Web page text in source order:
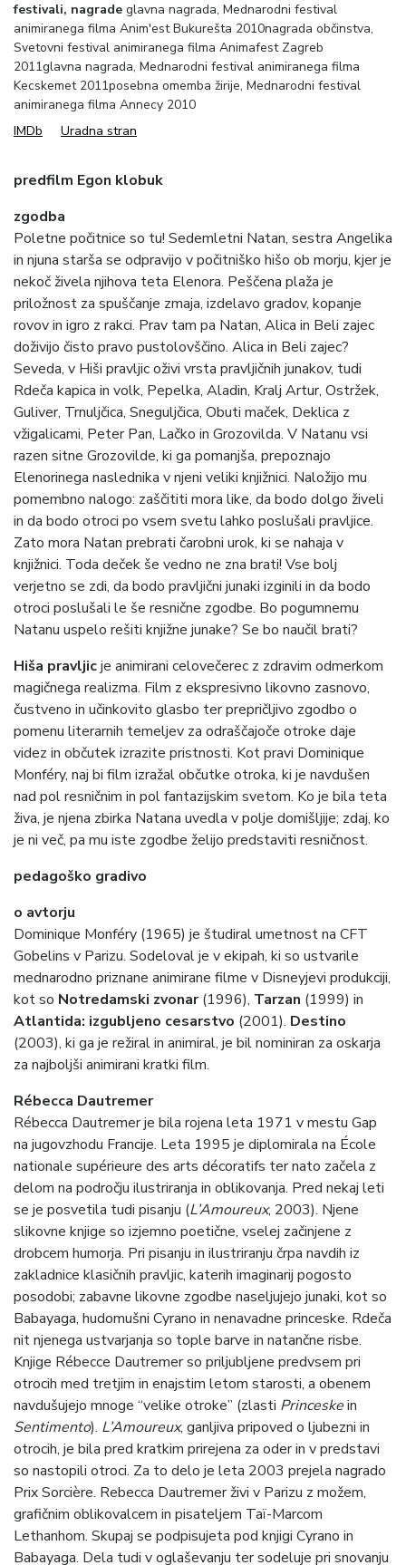
festivali, nagrade glavna nagrada, Mednarodni festival
animiranega filma Anim'est Bukurešta 2010nagrada občinstva,
Svetovni festival animiranega filma Animafest Zagreb
2011glavna nagrada, Mednarodni festival animiranega filma
Kecskemet 2011posebna omemba žirije, Mednarodni festival
animiranega filma Annecy 2010
IMDb
Uradna stran
predfilm Egon klobuk
zgodba
Poletne počitnice so tu! Sedemletni Natan, sestra Angelika
in njuna starša se odpravijo v počitniško hišo ob morju, kjer je
nekoč živela njihova teta Elenora. Peščena plaža je
priložnost za spuščanje zmaja, izdelavo gradov, kopanje
rovov in igro z rakci. Prav tam pa Natan, Alica in Beli zajec
doživijo čisto pravo pustolovščino. Alica in Beli zajec?
Seveda, v Hiši pravljic oživi vrsta pravljičnih junakov, tudi
Rdeča kapica in volk, Pepelka, Aladin, Kralj Artur, Ostržek,
Guliver, Trnuljčica, Sneguljčica, Obuti maček, Deklica z
vžigalicami, Peter Pan, Lačko in Grozovilda. V Natanu vsi
razen sitne Grozovilde, ki ga pomanjša, prepoznajo
Elenorinega naslednika v njeni veliki knjižnici. Naložijo mu
pomembno nalogo: zaščititi mora like, da bodo dolgo živeli
in da bodo otroci po vsem svetu lahko poslušali pravljice.
Zato mora Natan prebrati čarobni urok, ki se nahaja v
knjižnici. Toda deček še vedno ne zna brati! Vse bolj
verjetno se zdi, da bodo pravljični junaki izginili in da bodo
otroci poslušali le še resnične zgodbe. Bo pogumnemu
Natanu uspelo rešiti knjižne junake? Se bo naučil brati?
Hiša pravljicje animirani celovečerec z zdravim odmerkom
magičnega realizma. Film z ekspresivno likovno zasnovo,
čustveno in učinkovito glasbo ter prepričljivo zgodbo o
pomenu literarnih temeljev za odraščajoče otroke daje
videz in občutek izrazite pristnosti. Kot pravi Dominique
Monféry, naj bi film izražal občutke otroka, ki je navdušen
nad pol resničnim in pol fantazijskim svetom. Ko je bila teta
živa, je njena zbirka Natana uvedla v polje domišljije; zdaj, ko
je ni več, pa mu iste zgodbe želijo predstaviti resničnost.
pedagoško gradivo
o avtorju
Dominique Monféry (1965) je študiral umetnost na CFT
Gobelins v Parizu. Sodeloval je v ekipah, ki so ustvarile
mednarodno priznane animirane filme v Disneyjevi produkciji,
kot so Notredamski zvonar(1996), Tarzan (1999) in
Atlantida: izgubljeno cesarstvo (2001). Destino
(2003), ki ga je režiral in animiral, je bil nominiran za oskarja
za najboljši animirani kratki film.
Rébecca Dautremer
Rébecca Dautremer je bila rojena leta 1971 v mestu Gap
na jugovzhodu Francije. Leta 1995 je diplomirala na École
nationale supérieure des arts décoratifs ter nato začela z
delom na področju ilustriranja in oblikovanja. Pred nekaj leti
se je posvetila tudi pisanju (L’Amoureux, 2003). Njene
slikovne knjige so izjemno poetične, vselej začinjene z
drobcem humorja. Pri pisanju in ilustriranju črpa navdih iz
zakladnice klasičnih pravljic, katerih imaginarij pogosto
posodobi; zabavne likovne zgodbe naseljujejo junaki, kot so
Babayaga, hudomušni Cyrano in nenavadne princeske. Rdeča
nit njenega ustvarjanja so tople barve in natančne risbe.
Knjige Rébecce Dautremer so priljubljene predvsem pri
otrocih med tretjim in enajstim letom starosti, a obenem
navdušujejo mnoge “velike otroke” (zlasti Princeskein
Sentimento). L’Amoureux, ganljiva pripoved o ljubezni in
otrocih, je bila pred kratkim prirejena za oder in v predstavi
so nastopili otroci. Za to delo je leta 2003 prejela nagrado
Prix Sorcière. Rebecca Dautremer živi v Parizu z možem,
grafičnim oblikovalcem in pisateljem Taï-Marcom
Lethanhom. Skupaj se podpisujeta pod knjigi Cyrano in
Babayaga. Dela tudi v oglaševanju ter sodeluje pri snovanju